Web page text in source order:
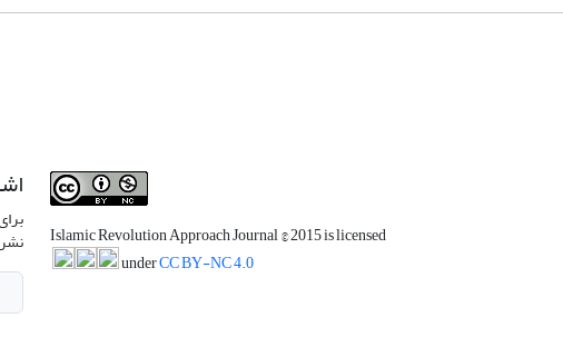
Islamic Revolution Approach Journal© 2015 is licensed
underCC BY-NC 4.0